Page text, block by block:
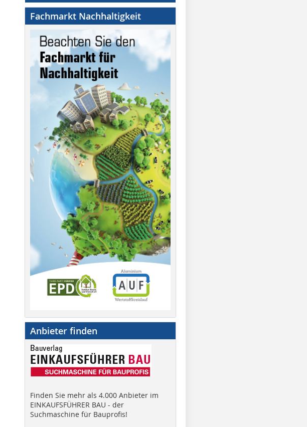
Fachmarkt Nachhaltigkeit
Anbieter finden
Finden Sie mehr als 4.000 Anbieter im
EINKAUFSFÜHRER BAU - der
Suchmaschine für Bauprofis!